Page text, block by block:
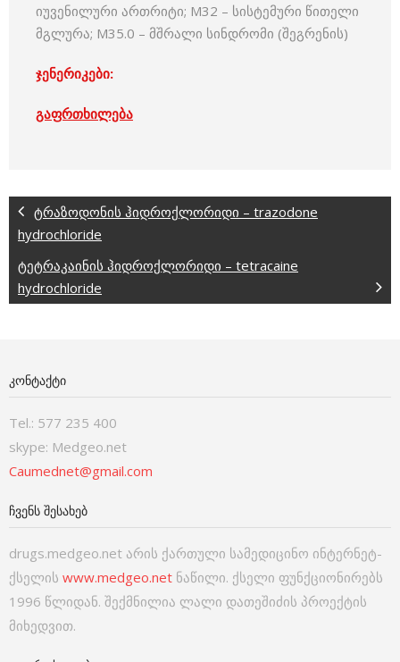
იუვენილური ართრიტი; M32 – სისტემური წითელი
მგლურა; M35.0 – მშრალი სინდრომი (შეგრენის)
ჯენერიკები:
გაფრთხილება
ტრაზოდონის ჰიდროქლორიდი – trazodone
hydrochloride
ტეტრაკაინის ჰიდროქლორიდი – tetracaine
hydrochloride
ᲙᲝᲜᲢᲐᲥᲢᲘ
Tel.: 577 235 400
skype: Medgeo.net
Caumednet@gmail.com
ᲩᲕᲔᲜᲡ ᲨᲔᲡᲐᲮᲔᲑ
drugs.medgeo.net არის ქართული სამედიცინო ინტერნეტ-
ქსელის www.medgeo.net ნაწილი. ქსელი ფუნქციონირებს
1996 წლიდან. შექმნილია ლალი დათეშიძის პროექტის
მიხედვით.